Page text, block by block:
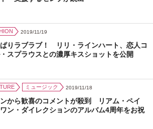
2019/11/19
りラブラブ！ リリ・ラインハート、恋人コ
スプラウスとの濃厚キスショットを公開
ミュージック 2019/11/18
から歓喜のコメントが殺到 リアム・ペイ
ン・ダイレクションのアルバム4周年をお祝